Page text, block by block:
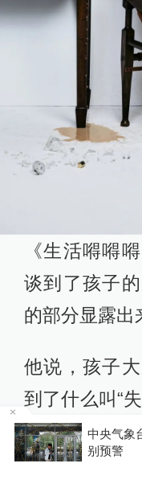
《生活嘚嘚
谈到了孩子
的部分显露出
他说，孩子
到了什么叫“
子依然爱你
自己的边界、
受台风“
开行方案